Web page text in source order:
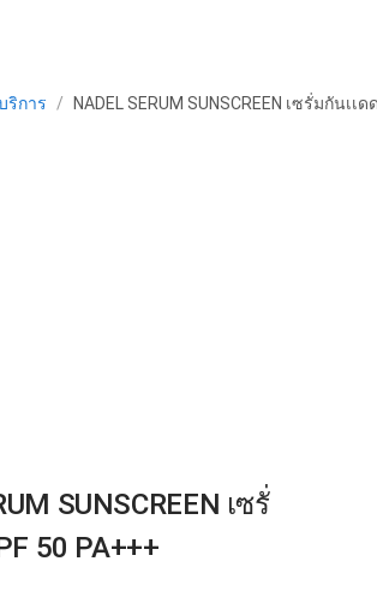
ริการ / NADEL SERUM SUNSCREEN เซรั่มกันเเ
SUNSCREEN เซรั่
50 PA+++